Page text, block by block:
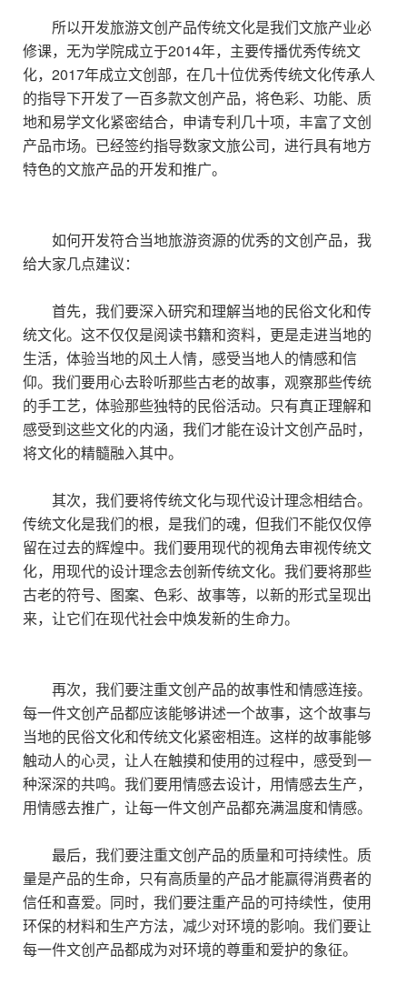
所以开发旅游文创产品传统文化是我们文旅产业必
修课，无为学院成立于2014年，主要传播优秀传统文
化，2017年成立文创部，在几十位优秀传统文化传承人
的指导下开发了一百多款文创产品，将色彩、功能、质
地和易学文化紧密结合，申请专利几十项，丰富了文创
产品市场。已经签约指导数家文旅公司，进行具有地方
特色的文旅产品的开发和推广。
如何开发符合当地旅游资源的优秀的文创产品，我
给大家几点建议：
首先，我们要深入研究和理解当地的民俗文化和传
统文化。这不仅仅是阅读书籍和资料，更是走进当地的
生活，体验当地的风土人情，感受当地人的情感和信
仰。我们要用心去聆听那些古老的故事，观察那些传统
的手工艺，体验那些独特的民俗活动。只有真正理解和
感受到这些文化的内涵，我们才能在设计文创产品时，
将文化的精髓融入其中。
其次，我们要将传统文化与现代设计理念相结合。
传统文化是我们的根，是我们的魂，但我们不能仅仅停
留在过去的辉煌中。我们要用现代的视角去审视传统文
化，用现代的设计理念去创新传统文化。我们要将那些
古老的符号、图案、色彩、故事等，以新的形式呈现出
来，让它们在现代社会中焕发新的生命力。
再次，我们要注重文创产品的故事性和情感连接。
每一件文创产品都应该能够讲述一个故事，这个故事与
当地的民俗文化和传统文化紧密相连。这样的故事能够
触动人的心灵，让人在触摸和使用的过程中，感受到一
种深深的共鸣。我们要用情感去设计，用情感去生产，
用情感去推广，让每一件文创产品都充满温度和情感。
最后，我们要注重文创产品的质量和可持续性。质
量是产品的生命，只有高质量的产品才能赢得消费者的
信任和喜爱。同时，我们要注重产品的可持续性，使用
环保的材料和生产方法，减少对环境的影响。我们要让
每一件文创产品都成为对环境的尊重和爱护的象征。